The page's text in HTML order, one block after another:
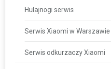
Hulajnogi serwis
Serwis Xiaomi w Warszawie
Serwis odkurzaczy Xiaomi